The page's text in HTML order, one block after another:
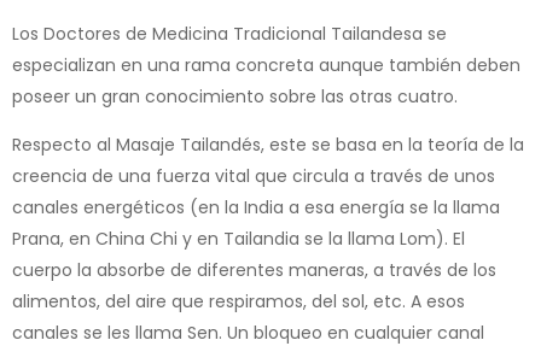
Los Doctores de Medicina Tradicional Tailandesa se
especializan en una rama concreta aunque también deben
poseer un gran conocimiento sobre las otras cuatro.
Respecto al Masaje Tailandés, este se basa en la teoría de la
creencia de una fuerza vital que circula a través de unos
canales energéticos (en la India a esa energía se la llama
Prana, en China Chi y en Tailandia se la llama Lom). El
cuerpo la absorbe de diferentes maneras, a través de los
alimentos, del aire que respiramos, del sol, etc. A esos
canales se les llama Sen. Un bloqueo en cualquier canal